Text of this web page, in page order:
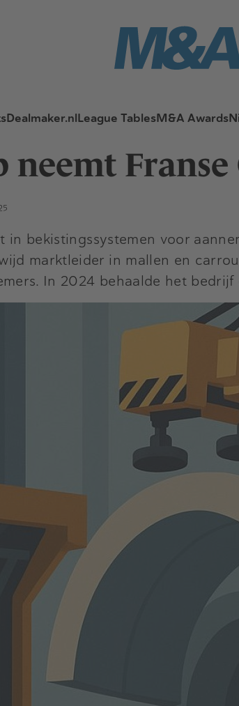
Dealmaker.nlLeague TablesM&A Awards
Franse
bekistingssystemen voor
marktleider in mallen en
In 2024 behaalde het